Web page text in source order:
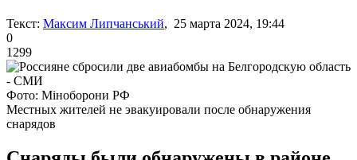
Текст: Максим Липчанський, 25 марта 2024, 19:44
0
1299
Фото: Міноборони РФ
Местных жителей не эвакуировали после обнаружения
снарядов